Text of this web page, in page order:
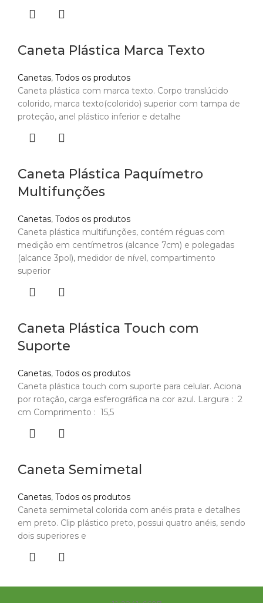
Caneta Plástica Marca Texto
Canetas, Todos os produtos
Caneta plástica com marca texto. Corpo translúcido
colorido, marca texto(colorido) superior com tampa de
proteção, anel plástico inferior e detalhe
Caneta Plástica Paquímetro
Multifunções
Canetas, Todos os produtos
Caneta plástica multifunções, contém réguas com
medição em centímetros (alcance 7cm) e polegadas
(alcance 3pol), medidor de nível, compartimento
superior
Caneta Plástica Touch com
Suporte
Canetas, Todos os produtos
Caneta plástica touch com suporte para celular. Aciona
por rotação, carga esferográfica na cor azul. Largura : 2
cm Comprimento : 15,5
Caneta Semimetal
Canetas, Todos os produtos
Caneta semimetal colorida com anéis prata e detalhes
em preto. Clip plástico preto, possui quatro anéis, sendo
dois superiores e